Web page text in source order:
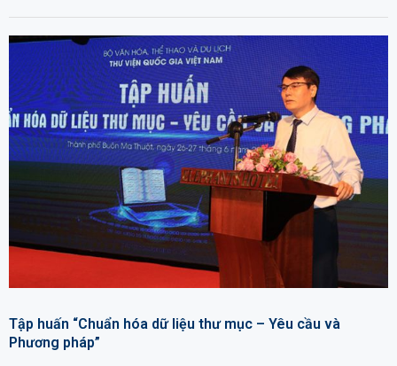
Tập huấn “Chuẩn hóa dữ liệu thư mục – Yêu cầu và
Phương pháp”